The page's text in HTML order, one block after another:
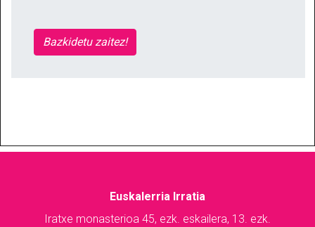
Bazkidetu zaitez!
Euskalerria Irratia
Iratxe monasterioa 45, ezk. eskailera, 13. ezk.